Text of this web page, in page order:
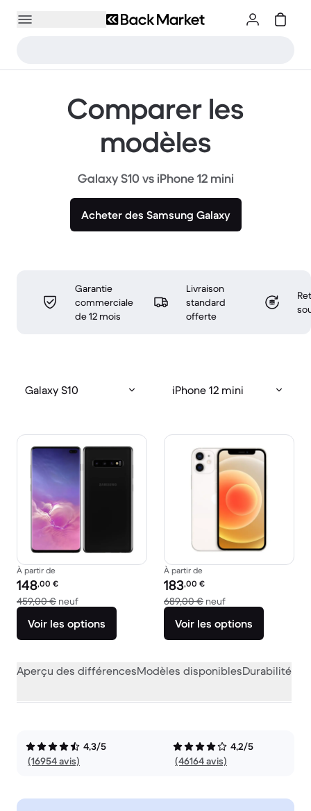
Comparer les
modèles
Galaxy S10 vs iPhone 12 mini
Acheter des Samsung Galaxy
Garantie
commerciale
de 12 mois
Livraison
standard
offerte
Galaxy S10 iPhone 12 mini
À partir de
Prix reconditionné :
148,00 €
459,00 € neufcontre 459,00 € neuf
Voir les options
À partir de
Prix reconditionné :
183,00 €
689,00 € neufcontre 689,00 €
Voir les options
Aperçu des différencesModèles disponiblesDurabilité
4,3/5
(16954 avis)
4,2/5
(46164 avis)